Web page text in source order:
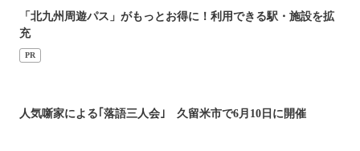
「北九州周遊パス」がもっとお得に！利用できる駅・施設を拡
充
PR
人気噺家による｢落語三人会｣ 久留米市で6月10日に開催